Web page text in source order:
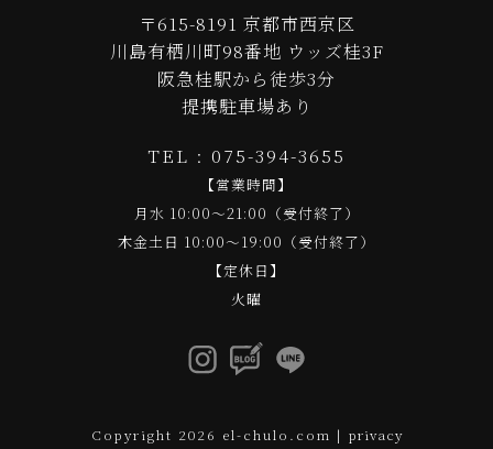
〒615-8191 京都市西京区
川島有栖川町98番地 ウッズ桂3F
阪急桂駅から徒歩3分
提携駐車場あり
TEL : 075-394-3655
【営業時間】
月水 10:00～21:00（受付終了）
木金土日 10:00～19:00（受付終了）
【定休日】
火曜
Copyright 2026 el-chulo.com | privacy